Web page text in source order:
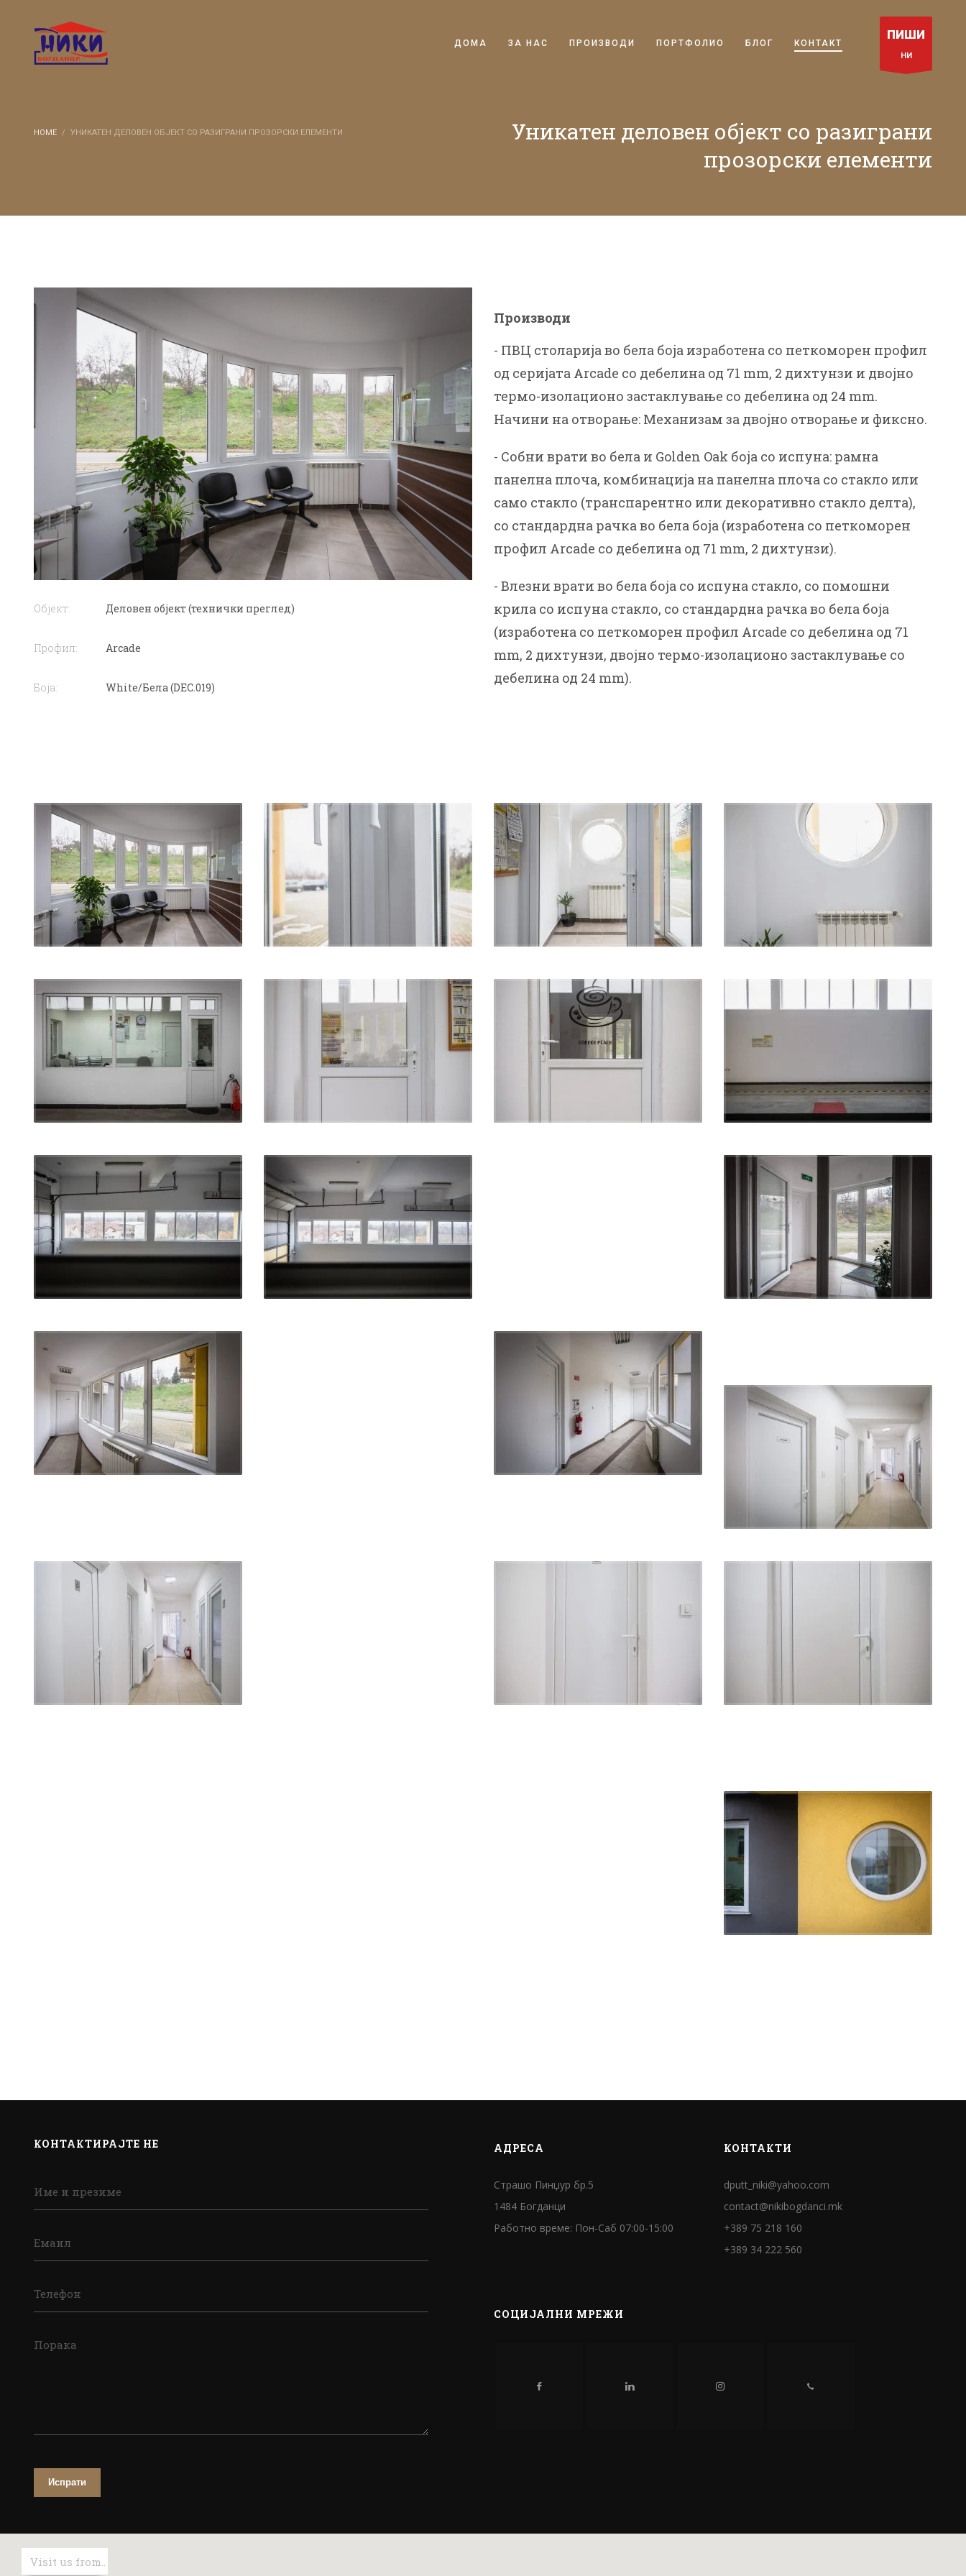
ДОМА ЗА НАС ПРОИЗВОДИ ПОРТФОЛИО БЛОГ КОНТАКТ
ПИШИ
НИ
HOME УНИКАТЕН ДЕЛОВЕН ОБЈЕКТ СО РАЗИГРАНИ ПРОЗОРСКИ ЕЛЕМЕНТИ
Уникатен деловен објект со разиграни
прозорски елементи
Објект: Деловен објект (технички преглед)
Профил: Arcade
Боја: White/Бела (DEC.019)
Производи
- ПВЦ столарија во бела боја изработена со петкоморен профил
од серијата Arcade со дебелина од 71 mm, 2 дихтунзи и двојно
термо-изолационо застаклување со дебелина од 24 mm.
Начини на отворање: Механизам за двојно отворање и фиксно.
- Собни врати во бела и Golden Oak боја со испуна: рамна
панелна плоча, комбинација на панелна плоча со стакло или
само стакло (транспарентно или декоративно стакло делта),
со стандардна рачка во бела боја (изработена со петкоморен
профил Arcade со дебелина од 71 mm, 2 дихтунзи).
- Влезни врати во бела боја со испуна стакло, со помошни
крила со испуна стакло, со стандарднa рачкa во бела боја
(изработенa со петкоморен профил Arcade со дебелина од 71
mm, 2 дихтунзи, двојно термо-изолационо застаклување со
дебелина од 24 mm).
КОНТАКТИРАЈТЕ НЕ
Име и презиме
Емаил
Телефон
Порака
Испрати
АДРЕСА
Страшо Пинџур бр.5
1484 Богданци
Работно време: Пон-Саб 07:00-15:00
КОНТАКТИ
dputt_niki@yahoo.com
contact@nikibogdanci.mk
+389 75 218 160
+389 34 222 560
СОЦИЈАЛНИ МРЕЖИ